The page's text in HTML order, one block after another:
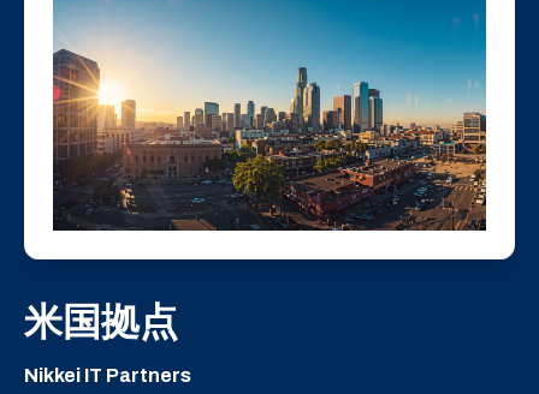
米国拠点
Nikkei IT Partners